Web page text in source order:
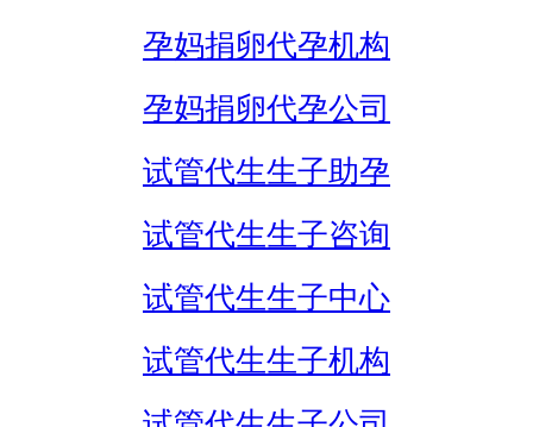
孕妈捐卵代孕机构
孕妈捐卵代孕公司
试管代生生子助孕
试管代生生子咨询
试管代生生子中心
试管代生生子机构